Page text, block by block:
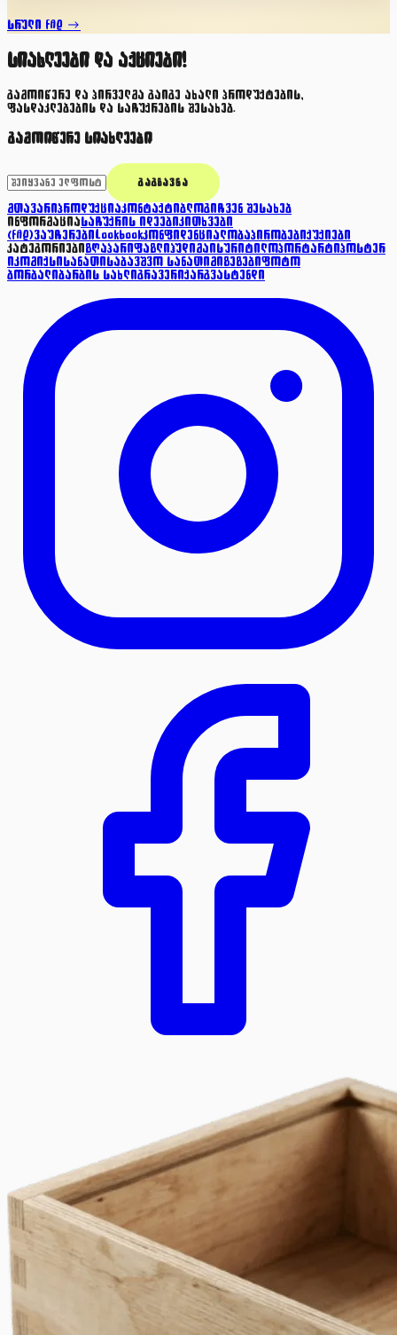
სრული FAQ →
სიახლეები და აქციები!
გამოიწერე და პირველმა გაიგე ახალი პროდუქტების,
ფასდაკლებების და საჩუქრების შესახებ.
გამოიწერე სიახლეები
ᲒᲐᲒᲖᲐᲕᲜᲐ
მთავარი პროდუქციაკონტაქტი ბლოგი ჩვენ შესახებ
ინფორმაციასაჩუქრის იდეები კითხვები
(FAQ)ვაუჩერები Lookbookკონფიდენციალობაპირობები ქუქიები
კატეგორიები ზღაპარი ფაზლი ჰუდი მაისური ტილო პორტარტი პოსტერ
ი კომიქსი სანათი საბავშვო სანათი მიზეზები ფოტო
ბორბალი ბარბის სახლი გრავერი ქარგვასტენდი